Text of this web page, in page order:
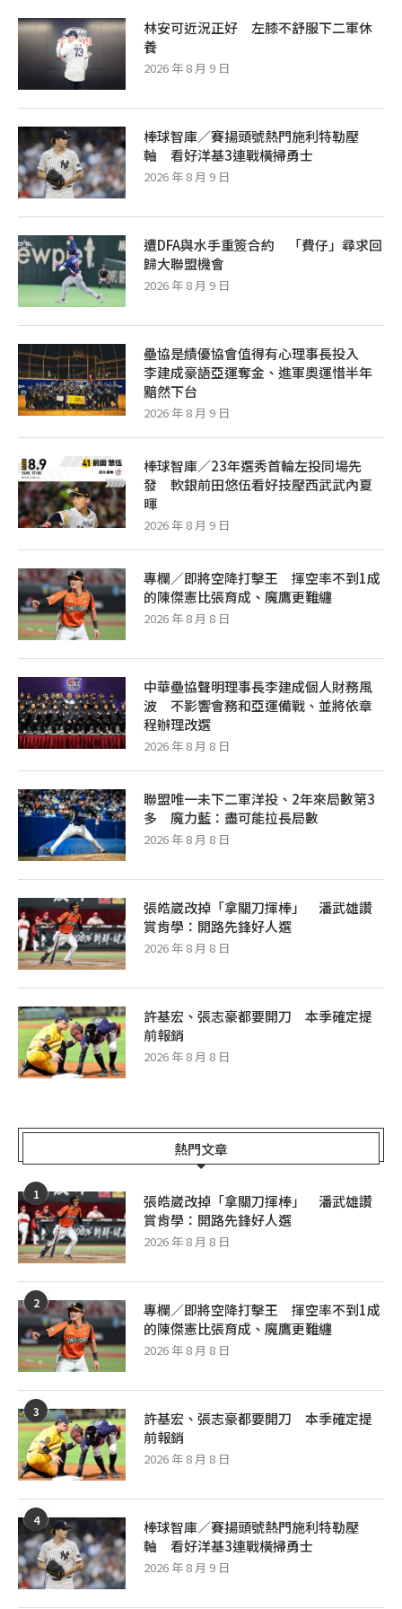
林安可近況正好 左膝不舒服下二軍休
養
2026 年 8 月 9 日
棒球智庫／賽揚頭號熱門施利特勒壓
軸 看好洋基3連戰橫掃勇士
2026 年 8 月 9 日
遭DFA與水手重簽合約 「費仔」尋求回
歸大聯盟機會
2026 年 8 月 9 日
壘協是績優協會值得有心理事長投入
李建成豪語亞運奪金、進軍奧運惜半年
黯然下台
2026 年 8 月 9 日
棒球智庫／23年選秀首輪左投同場先
發 軟銀前田悠伍看好技壓西武武內夏
暉
2026 年 8 月 9 日
專欄／即將空降打擊王 揮空率不到1成
的陳傑憲比張育成、魔鷹更難纏
2026 年 8 月 8 日
中華壘協聲明理事長李建成個人財務風
波 不影響會務和亞運備戰、並將依章
程辦理改選
2026 年 8 月 8 日
聯盟唯一未下二軍洋投、2年來局數第3
多 魔力藍：盡可能拉長局數
2026 年 8 月 8 日
張皓崴改掉「拿關刀揮棒」 潘武雄讚
賞肯學：開路先鋒好人選
2026 年 8 月 8 日
許基宏、張志豪都要開刀 本季確定提
前報銷
2026 年 8 月 8 日
熱門文章
1
張皓崴改掉「拿關刀揮棒」 潘武雄讚
賞肯學：開路先鋒好人選
2026 年 8 月 8 日
2
專欄／即將空降打擊王 揮空率不到1成
的陳傑憲比張育成、魔鷹更難纏
2026 年 8 月 8 日
3
許基宏、張志豪都要開刀 本季確定提
前報銷
2026 年 8 月 8 日
4
棒球智庫／賽揚頭號熱門施利特勒壓
軸 看好洋基3連戰橫掃勇士
2026 年 8 月 9 日